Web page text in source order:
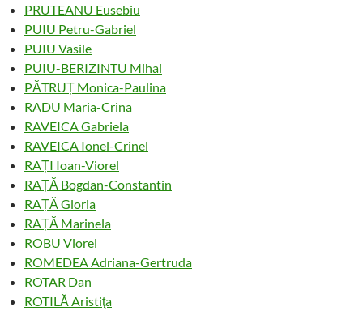
PRUTEANU Eusebiu
PUIU Petru-Gabriel
PUIU Vasile
PUIU-BERIZINTU Mihai
PĂTRUȚ Monica-Paulina
RADU Maria-Crina
RAVEICA Gabriela
RAVEICA Ionel-Crinel
RAȚI Ioan-Viorel
RAȚĂ Bogdan-Constantin
RAȚĂ Gloria
RAȚĂ Marinela
ROBU Viorel
ROMEDEA Adriana-Gertruda
ROTAR Dan
ROTILĂ Aristiţa